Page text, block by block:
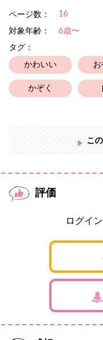
ページ数： 16
対象年齢：
6歳〜
タグ：
かわいい お
かぞく
こ
評価
ログイ